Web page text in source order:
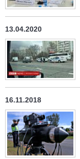
13.04.2020
16.11.2018